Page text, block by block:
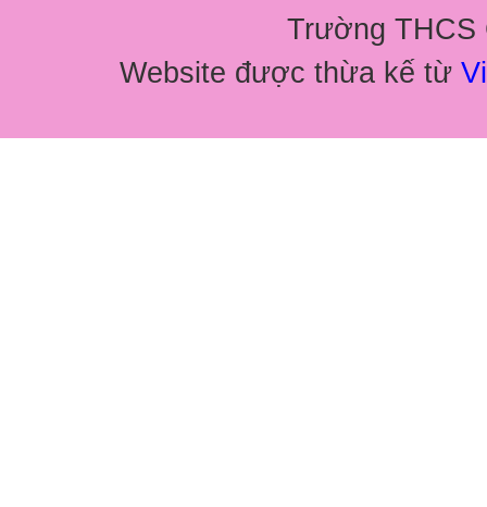
Trường THCS
Website được thừa kế từ